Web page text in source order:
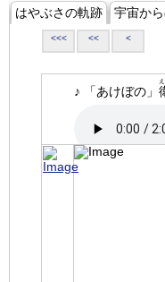
はやぶさの軌跡 宇宙か
<<< << <
♪ 「あけぼの」